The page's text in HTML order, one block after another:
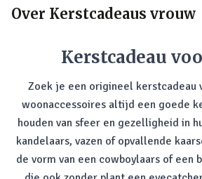
Over Kerstcadeaus vrouw
Kerstcadeau
Zoek je een origineel kerstcadeau
woonaccessoires altijd een goede
houden van sfeer en gezelligheid in
kandelaars, vazen of opvallende
de vorm van een cowboylaars of een